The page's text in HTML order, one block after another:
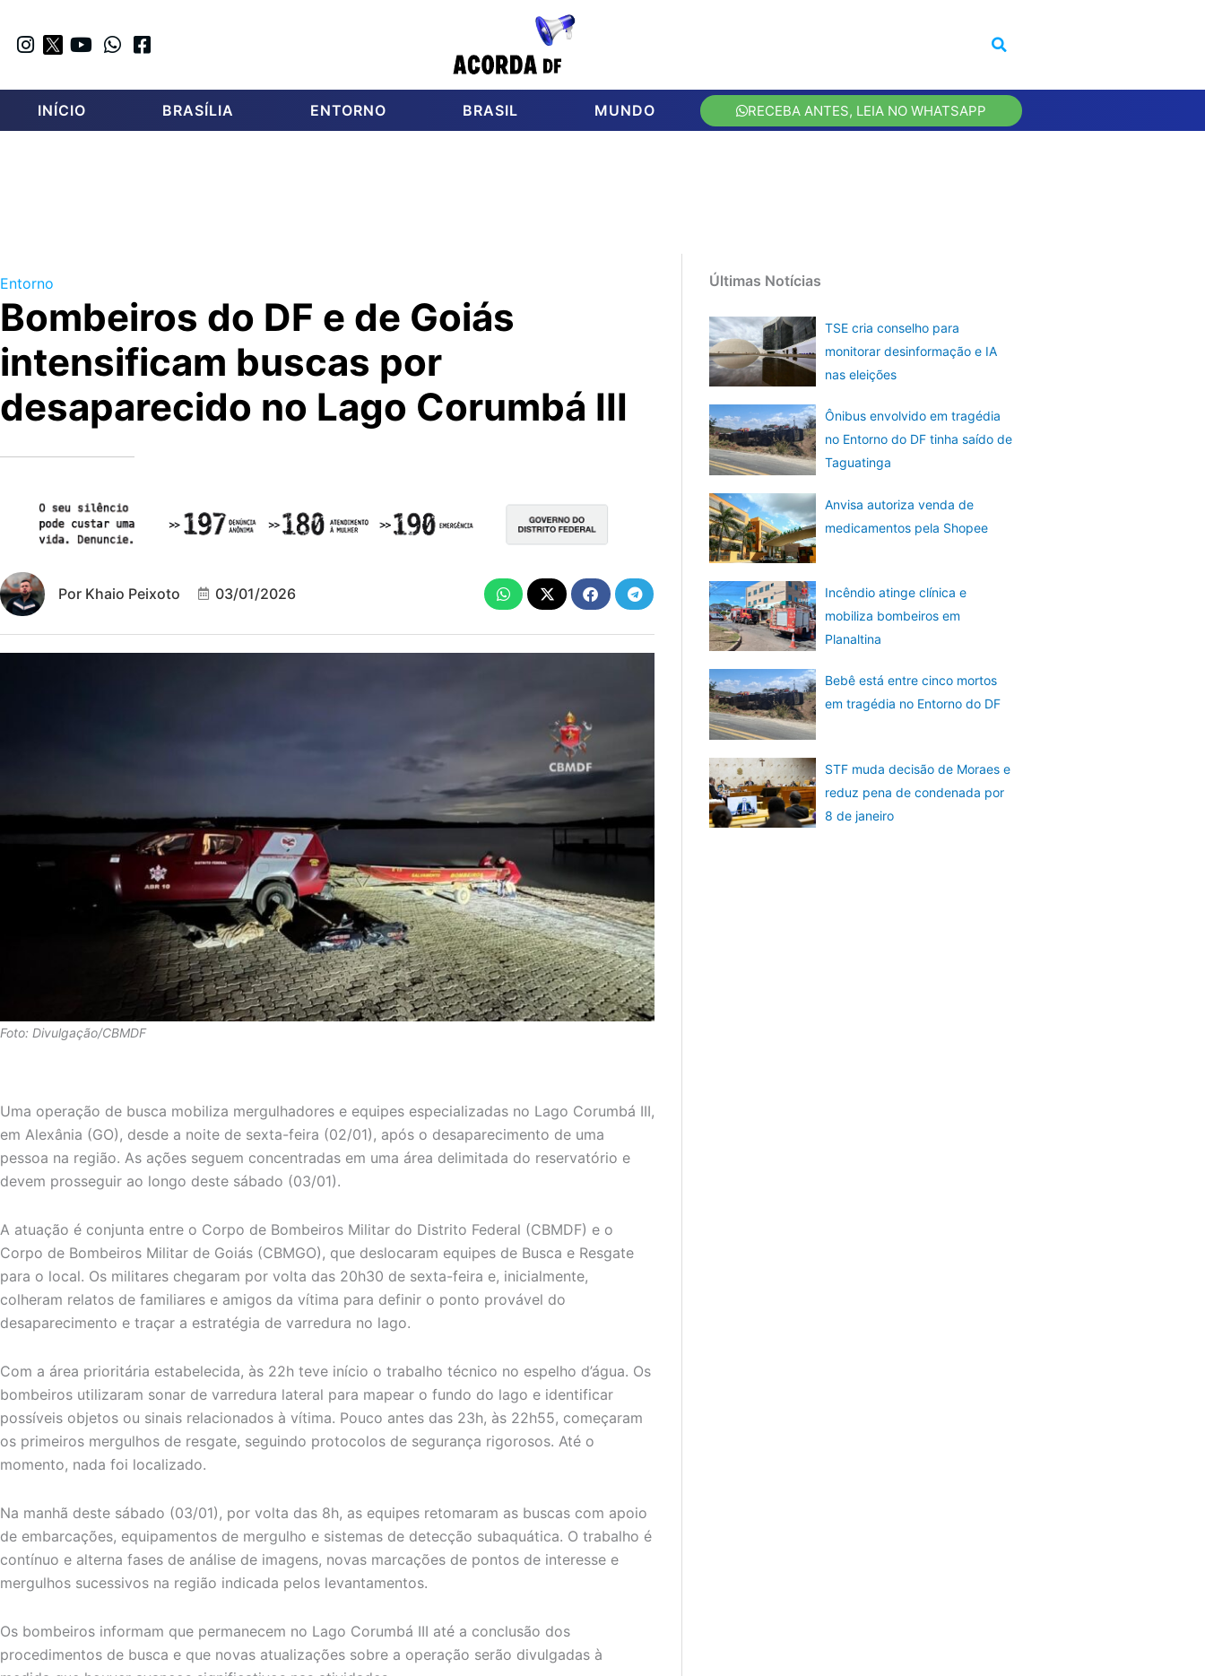
INÍCIO BRASÍLIA ENTORNO BRASIL MUNDO RECEBA ANTES, LEIA NO WHATSAPP
Entorno
Bombeiros do DF e de Goiás
intensificam buscas por
desaparecido no Lago Corumbá III
Por Khaio Peixoto 03/01/2026
Foto: Divulgação/CBMDF
Uma operação de busca mobiliza mergulhadores e equipes especializadas no Lago Corumbá III,
em Alexânia (GO), desde a noite de sexta-feira (02/01), após o desaparecimento de uma
pessoa na região. As ações seguem concentradas em uma área delimitada do reservatório e
devem prosseguir ao longo deste sábado (03/01).
A atuação é conjunta entre o Corpo de Bombeiros Militar do Distrito Federal (CBMDF) e o
Corpo de Bombeiros Militar de Goiás (CBMGO), que deslocaram equipes de Busca e Resgate
para o local. Os militares chegaram por volta das 20h30 de sexta-feira e, inicialmente,
colheram relatos de familiares e amigos da vítima para definir o ponto provável do
desaparecimento e traçar a estratégia de varredura no lago.
Com a área prioritária estabelecida, às 22h teve início o trabalho técnico no espelho d’água. Os
bombeiros utilizaram sonar de varredura lateral para mapear o fundo do lago e identificar
possíveis objetos ou sinais relacionados à vítima. Pouco antes das 23h, às 22h55, começaram
os primeiros mergulhos de resgate, seguindo protocolos de segurança rigorosos. Até o
momento, nada foi localizado.
Na manhã deste sábado (03/01), por volta das 8h, as equipes retomaram as buscas com apoio
de embarcações, equipamentos de mergulho e sistemas de detecção subaquática. O trabalho é
contínuo e alterna fases de análise de imagens, novas marcações de pontos de interesse e
mergulhos sucessivos na região indicada pelos levantamentos.
Os bombeiros informam que permanecem no Lago Corumbá III até a conclusão dos
procedimentos de busca e que novas atualizações sobre a operação serão divulgadas à
Últimas Notícias
TSE cria conselho para
monitorar desinformação e IA
nas eleições
Ônibus envolvido em tragédia
no Entorno do DF tinha saído de
Taguatinga
Anvisa autoriza venda de
medicamentos pela Shopee
Incêndio atinge clínica e
mobiliza bombeiros em
Planaltina
Bebê está entre cinco mortos
em tragédia no Entorno do DF
STF muda decisão de Moraes e
reduz pena de condenada por
8 de janeiro